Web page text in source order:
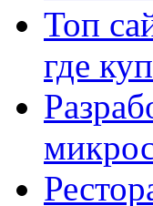
Топ
где